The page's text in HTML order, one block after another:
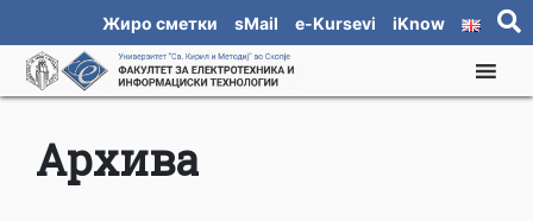
Жиро сметки sMail e-Kursevi iKnow
Архива